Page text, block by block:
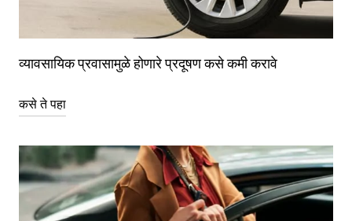
व्यावसायिक प्रवासामुळे होणारे प्रदूषण कसे कमी करावे
कसे ते पहा